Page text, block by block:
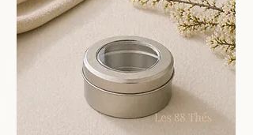
cela, le partage.